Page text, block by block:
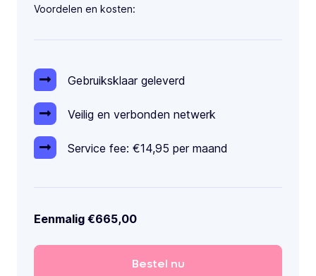
Voordelen en kosten:
Gebruiksklaar geleverd
Veilig en verbonden netwerk
Service fee: €14,95 per maand
Eenmalig €665,00
Bestel nu